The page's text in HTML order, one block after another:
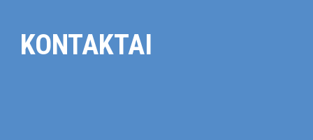
KONTAKTAI